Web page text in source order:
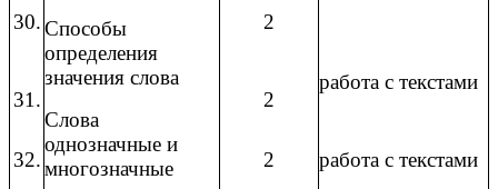
30.
31.
32.
Способы
определения
значения слова
Слова
однозначные и
многозначные
2
2
2
работа с текстами
работа с текстами